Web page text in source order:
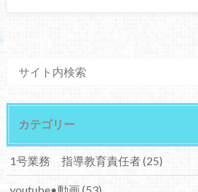
カテゴリー
1号業務 指導教育責任者(25)